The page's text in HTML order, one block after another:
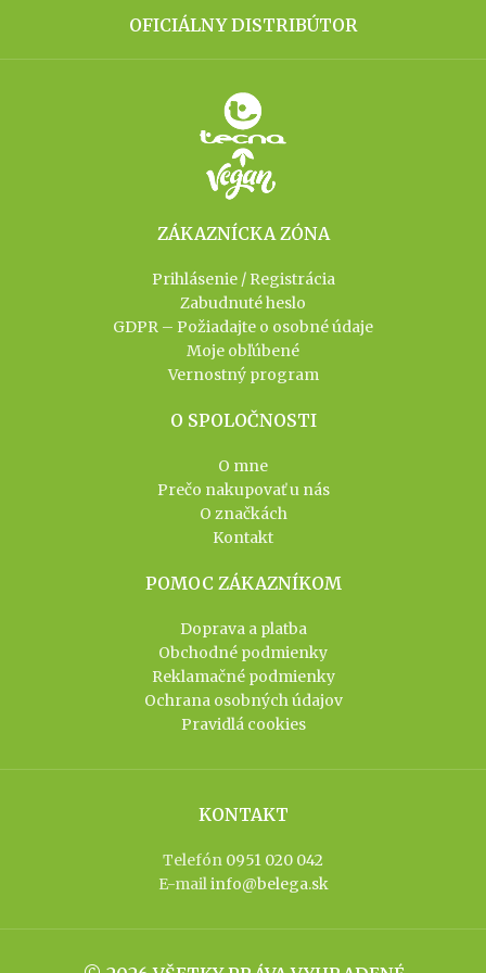
OFICIÁLNY DISTRIBÚTOR
ZÁKAZNÍCKA ZÓNA
Prihlásenie / Registrácia
Zabudnuté heslo
GDPR – Požiadajte o osobné údaje
Moje obľúbené
Vernostný program
O SPOLOČNOSTI
O mne
Prečo nakupovať u nás
O značkách
Kontakt
POMOC ZÁKAZNÍKOM
Doprava a platba
Obchodné podmienky
Reklamačné podmienky
Ochrana osobných údajov
Pravidlá cookies
KONTAKT
Telefón 0951 020 042
E-mailinfo@belega.sk